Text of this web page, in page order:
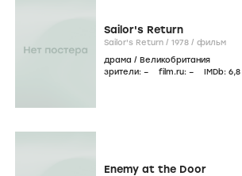
Sailor's Return
Sailor's Return / 1978 / фильм
драма / Великобритания
зрители: – film.ru: – IMDb: 6,8
Enemy at the Door